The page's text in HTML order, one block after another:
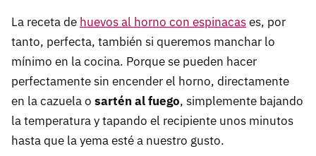
La receta de huevos al horno con espinacases, por
tanto, perfecta, también si queremos manchar lo
mínimo en la cocina. Porque se pueden hacer
perfectamente sin encender el horno, directamente
en la cazuela o sartén al fuego, simplemente bajando
la temperatura y tapando el recipiente unos minutos
hasta que la yema esté a nuestro gusto.